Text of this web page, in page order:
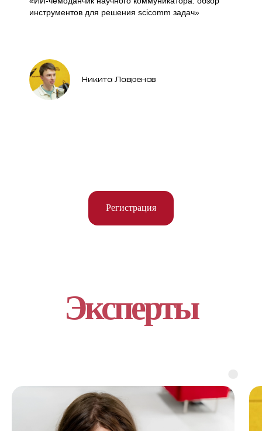
инструментов для решения scicomm задач»
Никита Лавренов
Регистрация
Эксперты